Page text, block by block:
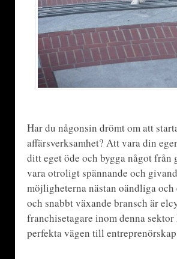
Har du någonsin drömt om att
affärsverksamhet? Att vara din
ditt eget öde och bygga något från
vara otroligt spännande och
möjligheterna nästan oändliga och
och snabbt växande bransch är
franchisetagare inom denna sektor
perfekta vägen till